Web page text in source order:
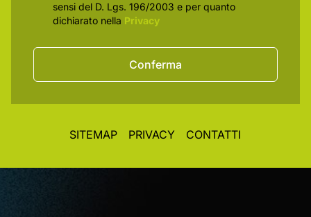
sensi del D. Lgs. 196/2003 e per quanto
dichiarato nella Privacy
Conferma
SITEMAP PRIVACY CONTATTI